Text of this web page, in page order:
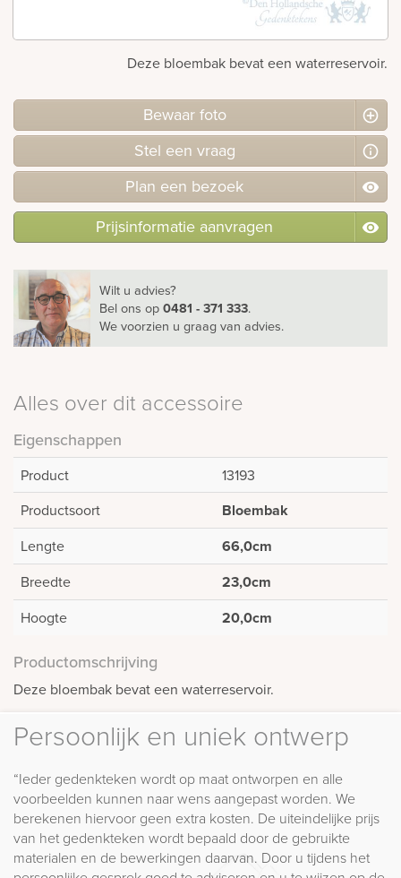
Deze bloembak bevat een waterreservoir.
Bewaar foto
Stel een vraag
Plan een bezoek
Prijsinformatie aanvragen
Wilt u advies?
Bel ons op0481 - 371 333.
We voorzien u graag van advies.
Alles over dit accessoire
Eigenschappen
Product
13193
Productsoort
Bloembak
Lengte 66,0cm
Breedte 23,0cm
Hoogte 20,0cm
Productomschrijving
Deze bloembak bevat een waterreservoir.
Persoonlijk en uniek ontwerp
“Ieder gedenkteken wordt op maat ontworpen en alle
voorbeelden kunnen naar wens aangepast worden. We
berekenen hiervoor geen extra kosten. De uiteindelijke prijs
van het gedenkteken wordt bepaald door de gebruikte
materialen en de bewerkingen daarvan. Door u tijdens het